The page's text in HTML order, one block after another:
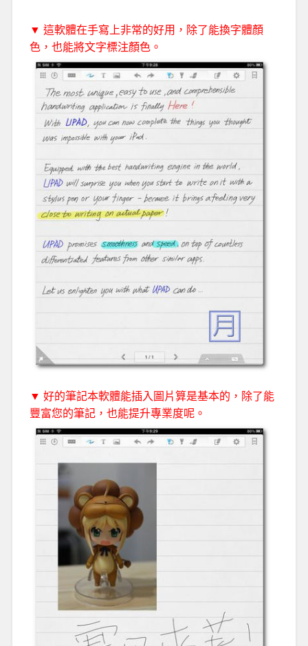
▼ 這軟體在手寫上非常的好用，除了能換字體顏
色，也能將文字標注顏色。
▼ 好的筆記本軟體能插入圖片算是基本的，除了能
豐富您的筆記，也能提升專業度呢。